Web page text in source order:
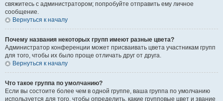
свяжитесь с администратором; попробуйте отправить ему личное
сообщение.
Вернуться к началу
Почему названия некоторых групп имеют разные цвета?
Администратор конференции может присваивать цвета участникам групп
для того, чтобы их было проще отличать друг от друга.
Вернуться к началу
Что такое группа по умолчанию?
Если вы состоите более чем в одной группе, ваша группа по умолчанию
используется для того, чтобы определить, какие групповые цвет и звание